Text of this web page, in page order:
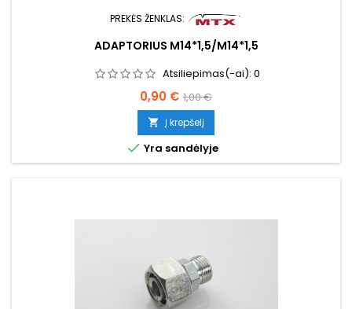
PREKĖS ŽENKLAS:
ADAPTORIUS M14*1,5/M14*1,5
Atsiliepimas(-ai): 0
Kaina
0,90 € Bazinė
kaina
1,00 €
 Į krepšelį
 Yra sandėlyje